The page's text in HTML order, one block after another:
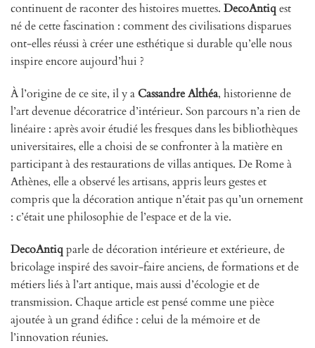
continuent de raconter des histoires muettes. DecoAntiq est
né de cette fascination : comment des civilisations disparues
ont-elles réussi à créer une esthétique si durable qu’elle nous
inspire encore aujourd’hui ?
À l’origine de ce site, il y aCassandre Althéa, historienne de
l’art devenue décoratrice d’intérieur. Son parcours n’a rien de
linéaire : après avoir étudié les fresques dans les bibliothèques
universitaires, elle a choisi de se confronter à la matière en
participant à des restaurations de villas antiques. De Rome à
Athènes, elle a observé les artisans, appris leurs gestes et
compris que la décoration antique n’était pas qu’un ornement
: c’était une philosophie de l’espace et de la vie.
DecoAntiq parle de décoration intérieure et extérieure, de
bricolage inspiré des savoir-faire anciens, de formations et de
métiers liés à l’art antique, mais aussi d’écologie et de
transmission. Chaque article est pensé comme une pièce
ajoutée à un grand édifice : celui de la mémoire et de
l’innovation réunies.